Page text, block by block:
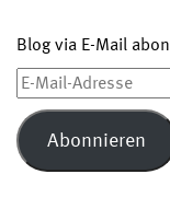
Blog via E-Mail
E-
Mail-
Adresse
Abonnieren